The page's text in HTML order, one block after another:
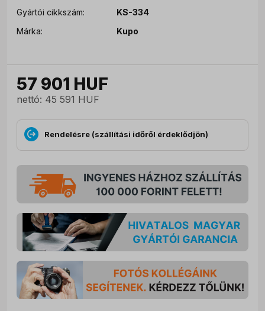
Gyártói cikkszám:
KS-334
Márka:
Kupo
57 901 HUF
nettó: 45 591 HUF
Rendelésre (szállítási időről érdeklődjön)